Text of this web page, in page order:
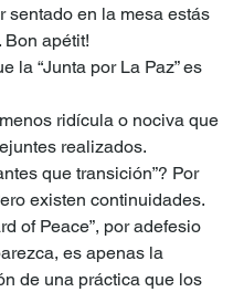
sentado en la mesa estás
Bon apétit!
la “Junta por La Paz” es
ridícula o nociva que
realizados.
que transición”? Por
existen continuidades.
of Peace”, por adefesio
es apenas la
de una práctica que los